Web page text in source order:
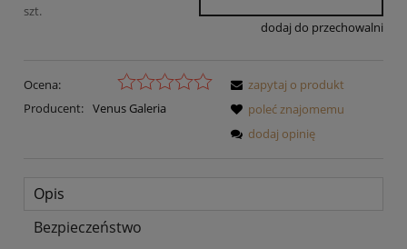
szt.
dodaj do przechowalni
Ocena:
Producent: Venus Galeria
zapytaj o produkt
poleć znajomemu
dodaj opinię
Opis
Bezpieczeństwo